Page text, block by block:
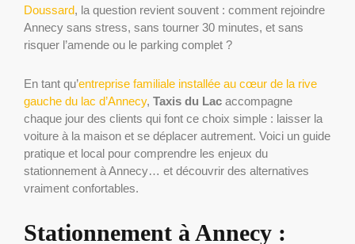
Doussard, la question revient souvent : comment rejoindre
Annecy sans stress, sans tourner 30 minutes, et sans
risquer l’amende ou le parking complet ?
En tant qu’entreprise familiale installée au cœur de la rive
gauche du lac d’Annecy, Taxis du Lac accompagne
chaque jour des clients qui font ce choix simple : laisser la
voiture à la maison et se déplacer autrement. Voici un guide
pratique et local pour comprendre les enjeux du
stationnement à Annecy… et découvrir des alternatives
vraiment confortables.
Stationnement à Annecy :